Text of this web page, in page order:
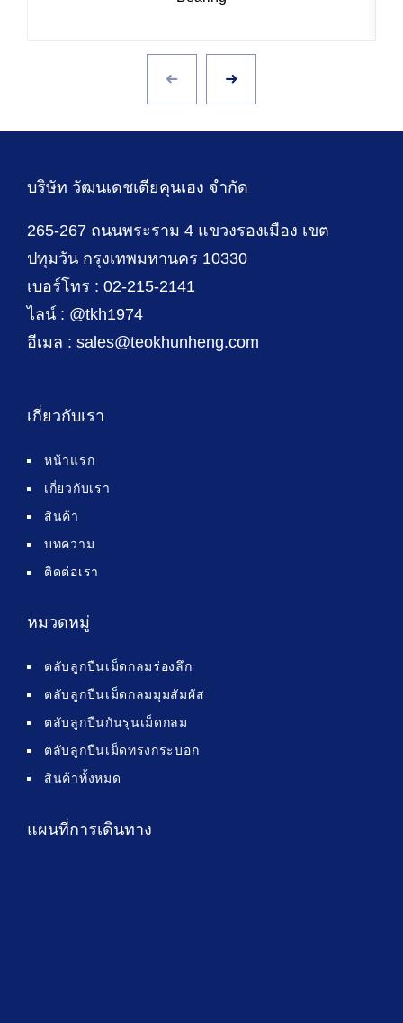
บริษัท วัฒนเดชเตียคุนเฮง จำกัด
265-267 ถนนพระราม 4 แขวงรองเมือง เขต
ปทุมวัน กรุงเทพมหานคร 10330
เบอร์โทร : 02-215-2141
ไลน์ : @tkh1974
อีเมล : sales@teokhunheng.com
เกี่ยวกับเรา
หน้าแรก
เกี่ยวกับเรา
สินค้า
บทความ
ติดต่อเรา
หมวดหมู่
ตลับลูกปืนเม็ดกลมร่องลึก
ตลับลูกปืนเม็ดกลมมุมสัมผัส
ตลับลูกปืนกันรุนเม็ดกลม
ตลับลูกปืนเม็ดทรงกระบอก
สินค้าทั้งหมด
แผนที่การเดินทาง